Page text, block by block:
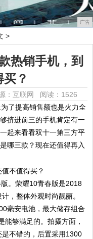
广告
>
热销手机，到
？
：互联网 阅读：1526
了提高销售额也是火力全
挤进前三的手机肯定有一
起来看看双十一第三方平
哪三款？现在还值得再入
。荣耀10青春版是2018
，整体外观时尚靓丽。
毫安电池，最大储存组合
能够满足的。拍摄方面，
不错的，后置采用1300